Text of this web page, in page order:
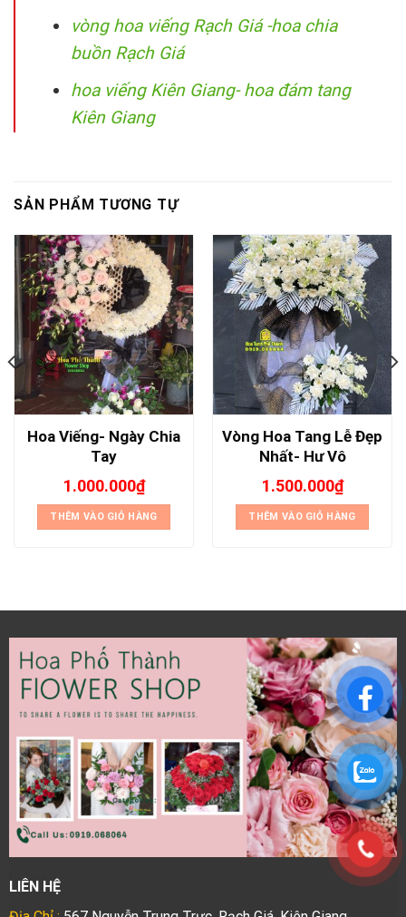
vòng hoa viếng Rạch Giá -hoa chia
buồn Rạch Giá
hoa viếng Kiên Giang- hoa đám tang
Kiên Giang
SẢN PHẨM TƯƠNG TỰ
Hoa Viếng- Ngày Chia
Tay
1.000.000₫
THÊM VÀO GIỎ HÀNG
Vòng Hoa Tang Lễ Đẹp
Nhất- Hư Vô
1.500.000₫
THÊM VÀO GIỎ HÀNG
LIÊN HỆ